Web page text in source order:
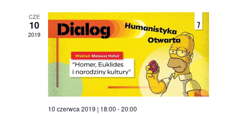
CZE
10
2019
10 czerwca 2019 | 18:00 -20:00